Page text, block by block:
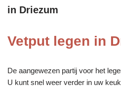
in Driezum
Vetput legen in
De aangewezen partij voor het
U kunt snel weer verder in uw